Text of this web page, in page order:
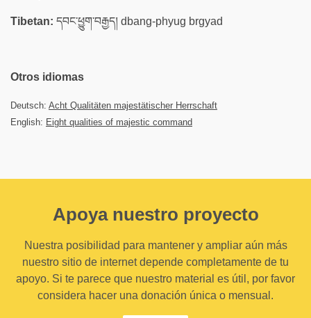
Tibetan: དབང་ཕྱུག་བརྒྱད། dbang-phyug brgyad
Otros idiomas
Deutsch: Acht Qualitäten majestätischer Herrschaft
English: Eight qualities of majestic command
Apoya nuestro proyecto
Nuestra posibilidad para mantener y ampliar aún más
nuestro sitio de internet depende completamente de tu
apoyo. Si te parece que nuestro material es útil, por favor
considera hacer una donación única o mensual.